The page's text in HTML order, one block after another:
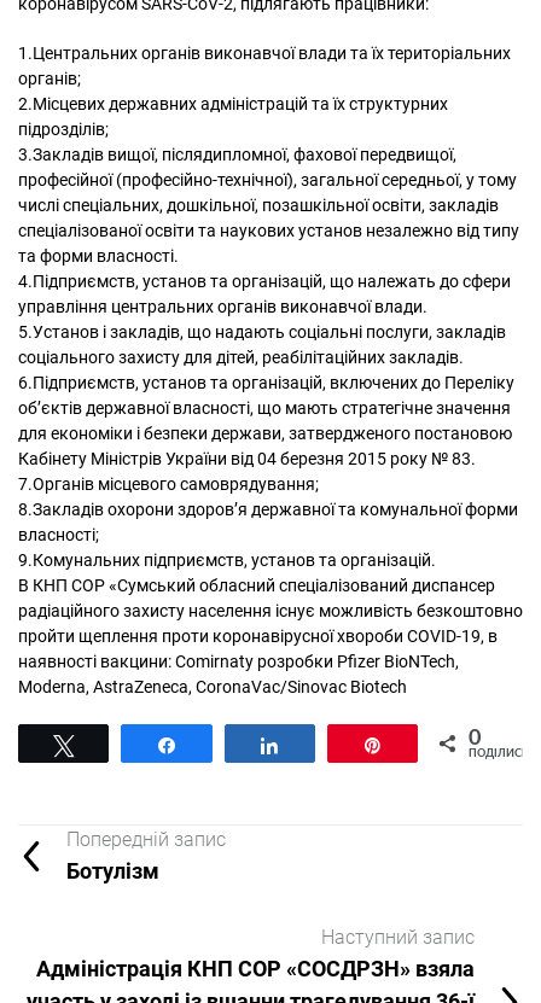
1.Центральних органів виконавчої влади та їх територіальних
органів;
2.Місцевих державних адміністрацій та їх структурних
підрозділів;
3.Закладів вищої, післядипломної, фахової передвищої,
професійної (професійно-технічної), загальної середньої, у тому
числі спеціальних, дошкільної, позашкільної освіти, закладів
спеціалізованої освіти та наукових установ незалежно від типу
та форми власності.
4.Підприємств, установ та організацій, що належать до сфери
управління центральних органів виконавчої влади.
5.Установ і закладів, що надають соціальні послуги, закладів
соціального захисту для дітей, реабілітаційних закладів.
6.Підприємств, установ та організацій, включених до Переліку
об’єктів державної власності, що мають стратегічне значення
для економіки і безпеки держави, затвердженого постановою
Кабінету Міністрів України від 04 березня 2015 року № 83.
7.Органів місцевого самоврядування;
8.Закладів охорони здоров’я державної та комунальної форми
власності;
9.Комунальних підприємств, установ та організацій.
В КНП СОР «Сумський обласний спеціалізований диспансер
радіаційного захисту населення існує можливість безкоштовно
пройти щеплення проти коронавірусної хвороби COVID-19, в
наявності вакцини: Comirnaty розробки Pfizer BioNTech,
Moderna, AstraZeneca, CoronaVac/Sinovac Biotech
Поділитися Поділитися 0
ПОДІЛИСЬ
Попередній запис
Ботулізм
Наступний запис
Адміністрація КНП СОР «СОСДРЗН» взяла